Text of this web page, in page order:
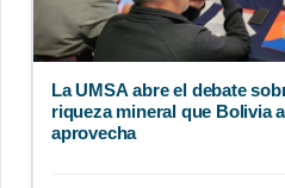
La UMSA abre el debate
riqueza mineral que Bolivia
aprovecha